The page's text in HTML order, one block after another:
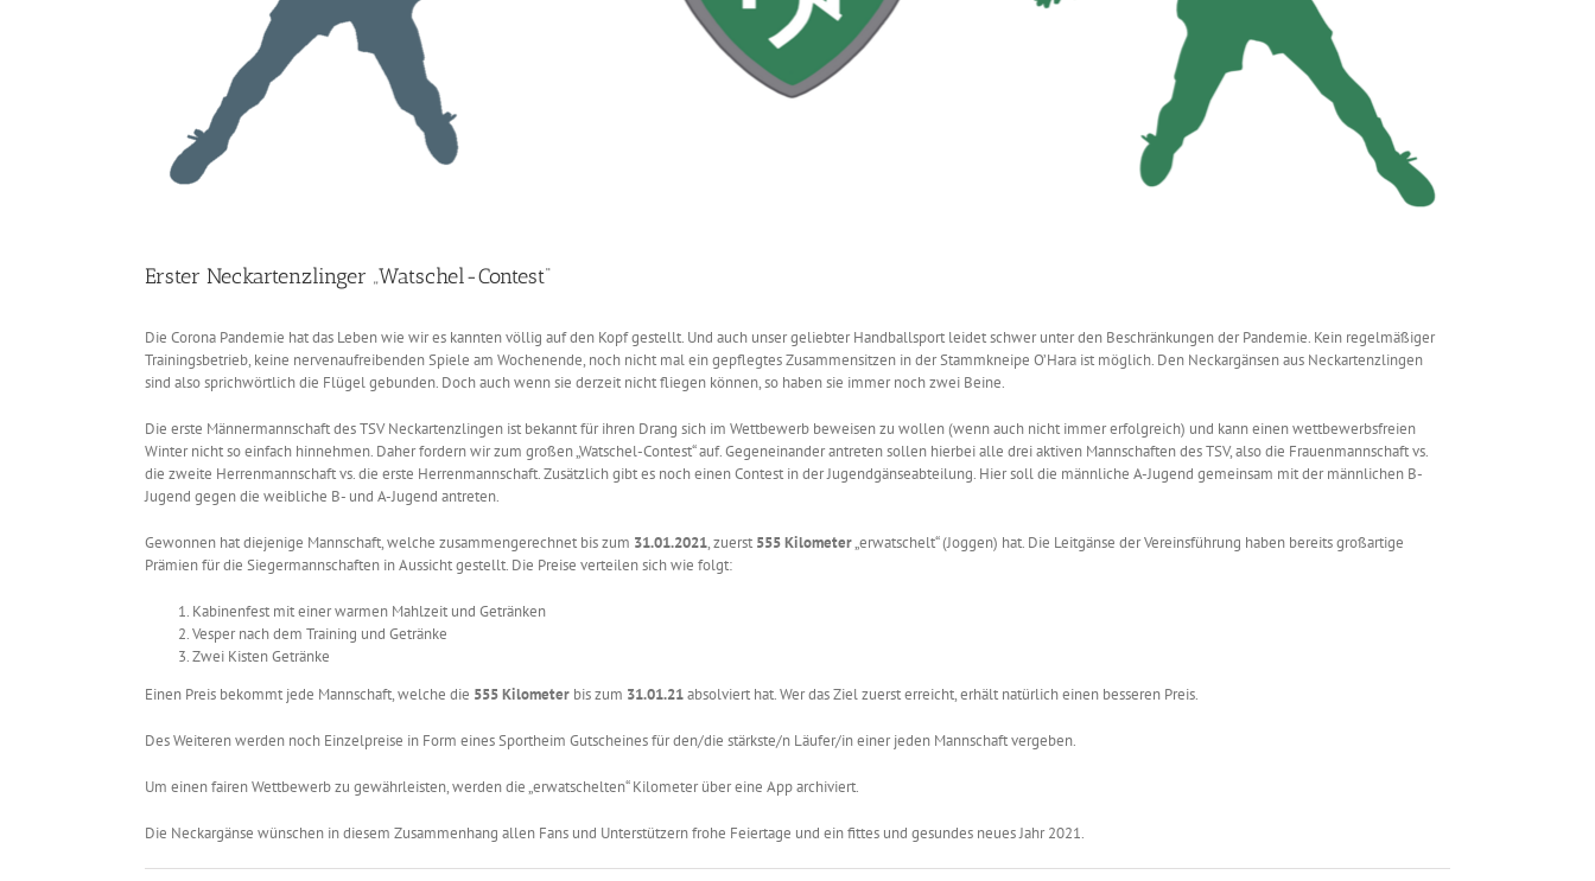
Erster Neckartenzlinger „Watschel-Contest“
Die Corona Pandemie hat das Leben wie wir es kannten völlig auf den Kopf gestellt. Und auch unser geliebter Handballsport leidet schwer unter den Beschränkungen der Pandemie. Kein regelmäßiger
Trainingsbetrieb, keine nervenaufreibenden Spiele am Wochenende, noch nicht mal ein gepflegtes Zusammensitzen in der Stammkneipe O’Hara ist möglich. Den Neckargänsen aus Neckartenzlingen
sind also sprichwörtlich die Flügel gebunden. Doch auch wenn sie derzeit nicht fliegen können, so haben sie immer noch zwei Beine.
Die erste Männermannschaft des TSV Neckartenzlingen ist bekannt für ihren Drang sich im Wettbewerb beweisen zu wollen (wenn auch nicht immer erfolgreich) und kann einen wettbewerbsfreien
Winter nicht so einfach hinnehmen. Daher fordern wir zum großen „Watschel-Contest“ auf. Gegeneinander antreten sollen hierbei alle drei aktiven Mannschaften des TSV, also die Frauenmannschaft vs.
die zweite Herrenmannschaft vs. die erste Herrenmannschaft. Zusätzlich gibt es noch einen Contest in der Jugendgänseabteilung. Hier soll die männliche A-Jugend gemeinsam mit der männlichen B-
Jugend gegen die weibliche B- und A-Jugend antreten.
Gewonnen hat diejenige Mannschaft, welche zusammengerechnet bis zum 31.01.2021, zuerst 555 Kilometer„erwatschelt“ (Joggen) hat. Die Leitgänse der Vereinsführung haben bereits großartige
Prämien für die Siegermannschaften in Aussicht gestellt. Die Preise verteilen sich wie folgt:
Kabinenfest mit einer warmen Mahlzeit und Getränken
Vesper nach dem Training und Getränke
Zwei Kisten Getränke
Einen Preis bekommt jede Mannschaft, welche die 555 Kilometer bis zum 31.01.21absolviert hat. Wer das Ziel zuerst erreicht, erhält natürlich einen besseren Preis.
Des Weiteren werden noch Einzelpreise in Form eines Sportheim Gutscheines für den/die stärkste/n Läufer/in einer jeden Mannschaft vergeben.
Um einen fairen Wettbewerb zu gewährleisten, werden die „erwatschelten“ Kilometer über eine App archiviert.
Die Neckargänse wünschen in diesem Zusammenhang allen Fans und Unterstützern frohe Feiertage und ein fittes und gesundes neues Jahr 2021.